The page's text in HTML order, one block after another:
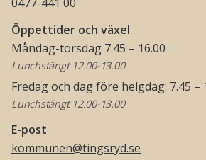
Öppettider och växel
Måndag-torsdag 7.45 – 16.00
Lunchstängt 12.00-13.00
Fredag och dag före helgdag: 7.45 –
Lunchstängt 12.00-13.00
E-post
kommunen@tingsryd.se